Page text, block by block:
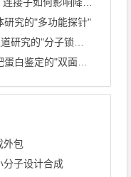
研究的"多功能探针"
外包
分子设计合成